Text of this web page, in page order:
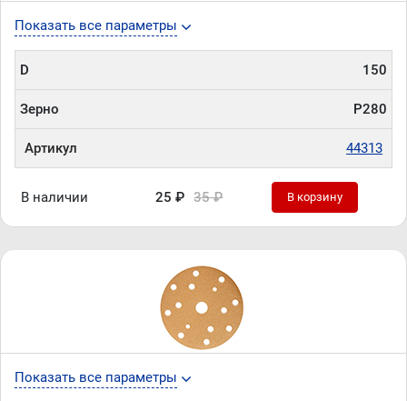
Показать все параметры
D 150
Зерно P280
Артикул 44313
В наличии 25 ₽ 35 ₽ В корзину
Показать все параметры